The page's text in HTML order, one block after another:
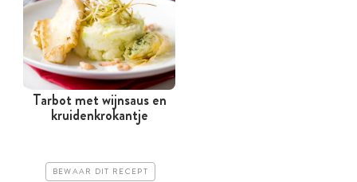
Tarbot met wijnsaus en
kruidenkrokantje
BEWAAR DIT RECEPT